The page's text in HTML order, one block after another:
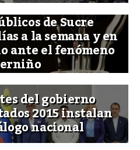
de Sucre
a la semana y en
ante el fenómeno
del gobierno
2015 instalan
nacional